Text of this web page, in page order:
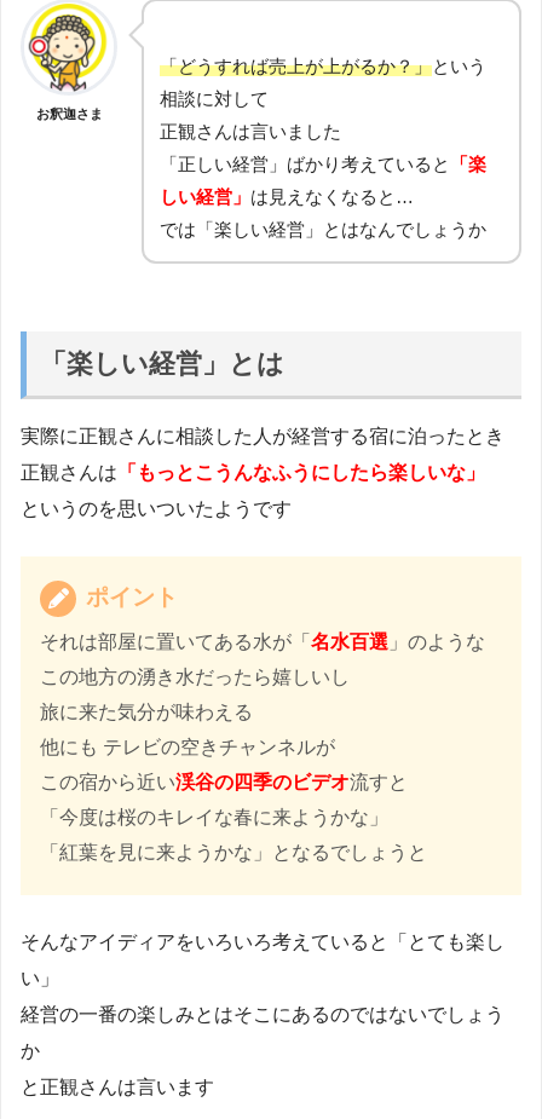
お釈迦さま
「どうすれば売上が上がるか？」という
相談に対して
正観さんは言いました
「正しい経営」ばかり考えていると
「楽
しい経営」 は見えなくなると…
では「楽しい経営」とはなんでしょうか
「楽しい経営」とは
実際に正観さんに相談した人が経営する宿に泊ったとき
正観さんは 「もっとこうんなふうにしたら楽しいな」
というのを思いついたようです
ポイント
それは部屋に置いてある水が「 名水百選 」のような
この地方の湧き水だったら嬉しいし
旅に来た気分が味わえる
他にも テレビの空きチャンネルが
この宿から近い渓谷の四季のビデオ流すと
「今度は桜のキレイな春に来ようかな」
「紅葉を見に来ようかな」となるでしょうと
そんなアイディアをいろいろ考えていると「とても楽し
い」
経営の一番の楽しみとはそこにあるのではないでしょう
か
と正観さんは言います